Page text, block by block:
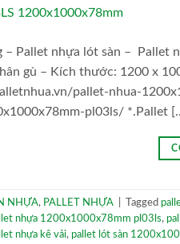
– Pallet nhựa lót sàn – Pallet
gù – Kích thước: 1200 x
pallet-nhua-
pl03ls/ *.Pallet
NHỰA, PALLET NHỰA Tagged
nhựa 1200x1000x78mm pl03ls,
nhựa kê vải, pallet lót sàn